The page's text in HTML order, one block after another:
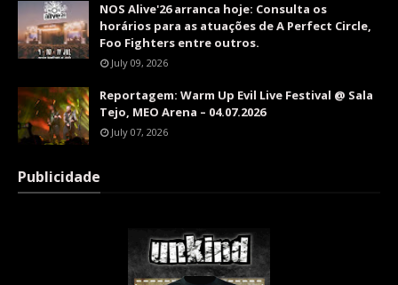
NOS Alive'26 arranca hoje: Consulta os
horários para as atuações de A Perfect Circle,
Foo Fighters entre outros.
July 09, 2026
Reportagem: Warm Up Evil Live Festival @ Sala
Tejo, MEO Arena – 04.07.2026
July 07, 2026
Publicidade